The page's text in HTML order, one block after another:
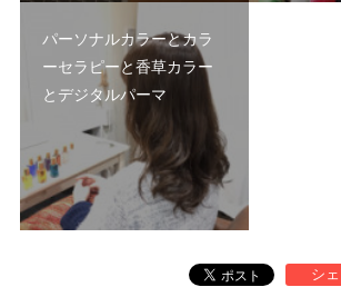
パーソナルカラーとカラ
ーセラピーと香草カラー
とデジタルパーマ